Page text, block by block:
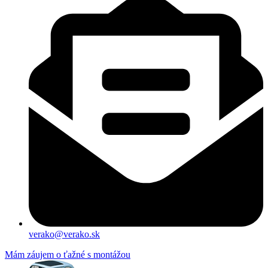
verako@verako.sk
Mám záujem o ťažné s montážou